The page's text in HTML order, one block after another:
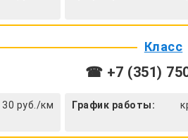
Класс
☎ +7 (351)
30 руб./км График работы: